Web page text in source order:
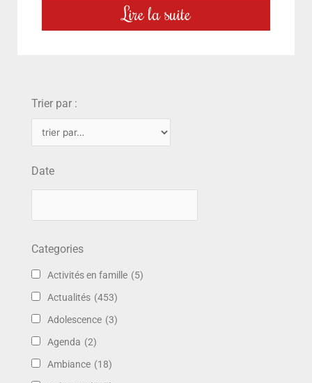
Lire la suite
Trier par :
Date
Categories
Activités en famille (5)
Actualités (453)
Adolescence (3)
Agenda (2)
Ambiance (18)